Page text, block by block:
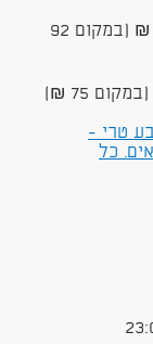
80 ₪ (במקום 92
טרי -
כל